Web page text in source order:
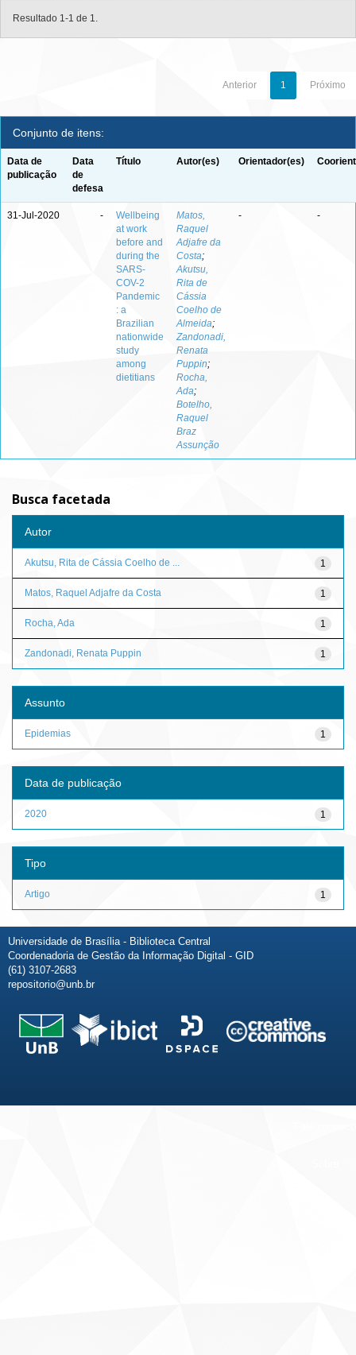
Resultado 1-1 de 1.
Anterior 1 Próximo
Conjunto de itens:
Data de
publicação
Data
de
defesa
Título Autor(es) Orientador(es)
31-Jul-2020 -
Wellbeing
at work
before and
during the
SARS-
COV-2
Pandemic
: a
Brazilian
nationwide
study
among
dietitians
Matos,
Raquel
Adjafre da
Costa;
Akutsu,
Rita de
Cássia
Coelho de
Almeida;
Zandonadi,
Renata
Puppin;
Rocha,
Ada;
Botelho,
Raquel
Braz
Assunção
- -
Busca facetada
Autor
1
Akutsu, Rita de Cássia Coelho de ...
1
Matos, Raquel Adjafre da Costa
1
Rocha, Ada
1
Zandonadi, Renata Puppin
Assunto
1
Epidemias
Data de publicação
1
2020
Tipo
1
Artigo
Universidade de Brasília - Biblioteca Central
Coordenadoria de Gestão da Informação Digital - GID
(61) 3107-2683
repositorio@unb.br